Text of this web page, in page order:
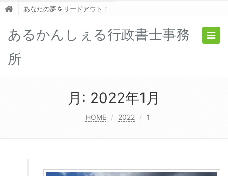
あなたの夢をリードアウト！
あるかんしぇる行政書士事務
所
月: 2022年1月
HOME 2022 1